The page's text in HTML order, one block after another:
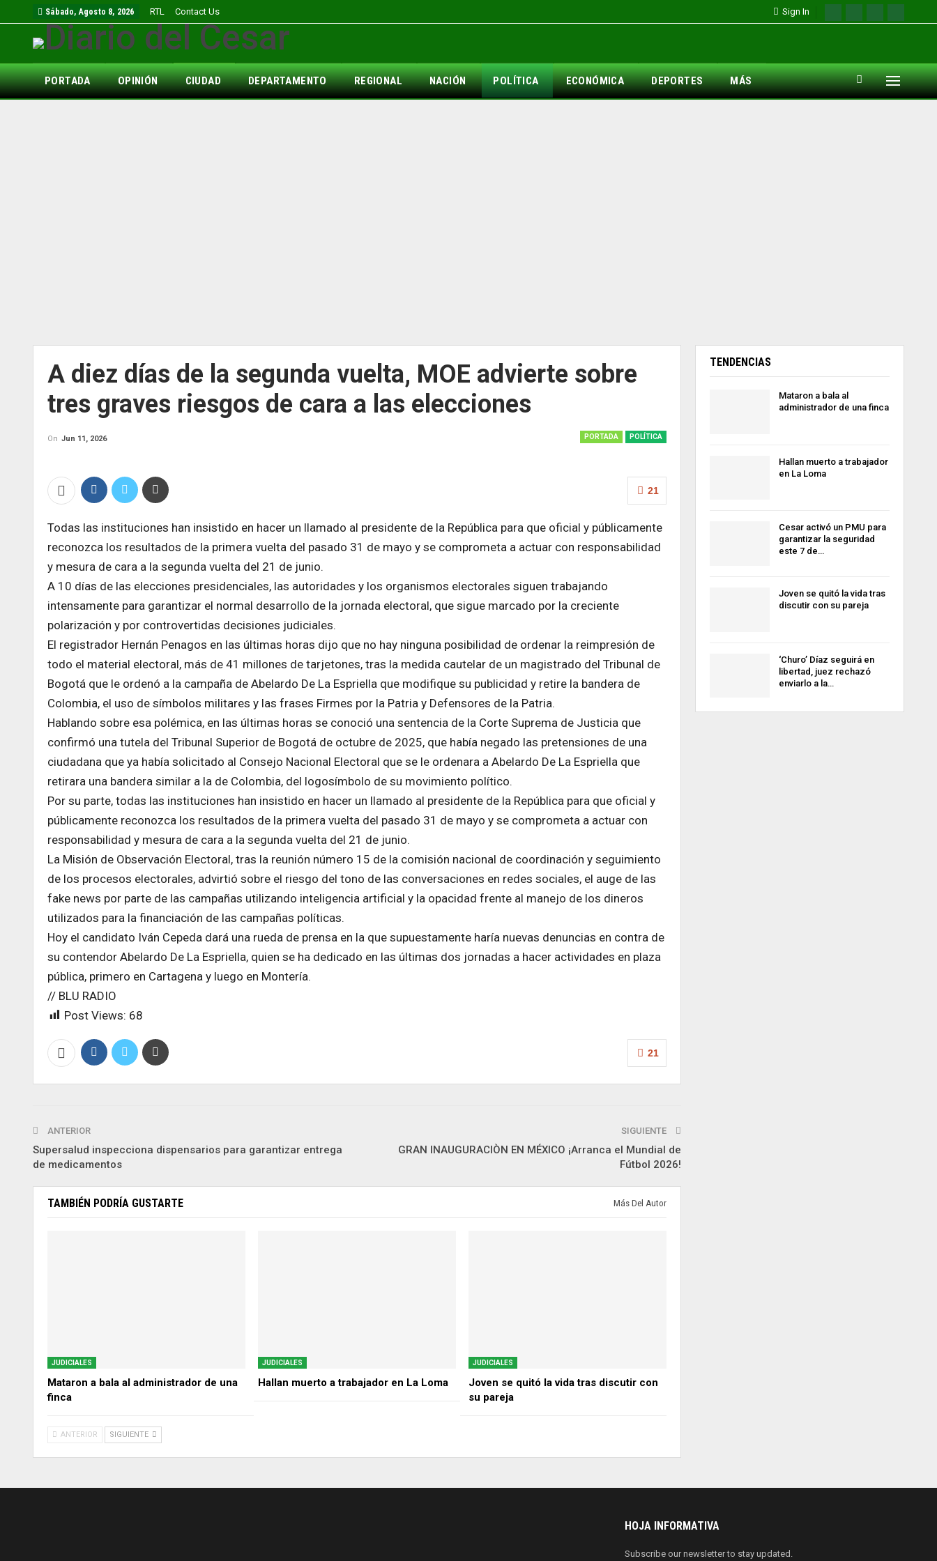
Sign In
Sábado, Agosto 8, 2026 RTL Contact Us
PORTADA OPINIÓN CIUDAD DEPARTAMENTO REGIONAL NACIÓN POLÍTICA ECONÓMICA DEPORTES MÁS
A diez días de la segunda vuelta, MOE advierte sobre
tres graves riesgos de cara a las elecciones
PORTADA POLÍTICA
On Jun 11, 2026
21
Todas las instituciones han insistido en hacer un llamado al presidente de la República para que oficial y públicamente
reconozca los resultados de la primera vuelta del pasado 31 de mayo y se comprometa a actuar con responsabilidad
y mesura de cara a la segunda vuelta del 21 de junio.
A 10 días de las elecciones presidenciales, las autoridades y los organismos electorales siguen trabajando
intensamente para garantizar el normal desarrollo de la jornada electoral, que sigue marcado por la creciente
polarización y por controvertidas decisiones judiciales.
El registrador Hernán Penagos en las últimas horas dijo que no hay ninguna posibilidad de ordenar la reimpresión de
todo el material electoral, más de 41 millones de tarjetones, tras la medida cautelar de un magistrado del Tribunal de
Bogotá que le ordenó a la campaña de Abelardo De La Espriella que modifique su publicidad y retire la bandera de
Colombia, el uso de símbolos militares y las frases Firmes por la Patria y Defensores de la Patria.
Hablando sobre esa polémica, en las últimas horas se conoció una sentencia de la Corte Suprema de Justicia que
confirmó una tutela del Tribunal Superior de Bogotá de octubre de 2025, que había negado las pretensiones de una
ciudadana que ya había solicitado al Consejo Nacional Electoral que se le ordenara a Abelardo De La Espriella que
retirara una bandera similar a la de Colombia, del logosímbolo de su movimiento político.
Por su parte, todas las instituciones han insistido en hacer un llamado al presidente de la República para que oficial y
públicamente reconozca los resultados de la primera vuelta del pasado 31 de mayo y se comprometa a actuar con
responsabilidad y mesura de cara a la segunda vuelta del 21 de junio.
La Misión de Observación Electoral, tras la reunión número 15 de la comisión nacional de coordinación y seguimiento
de los procesos electorales, advirtió sobre el riesgo del tono de las conversaciones en redes sociales, el auge de las
fake news por parte de las campañas utilizando inteligencia artificial y la opacidad frente al manejo de los dineros
utilizados para la financiación de las campañas políticas.
Hoy el candidato Iván Cepeda dará una rueda de prensa en la que supuestamente haría nuevas denuncias en contra de
su contendor Abelardo De La Espriella, quien se ha dedicado en las últimas dos jornadas a hacer actividades en plaza
pública, primero en Cartagena y luego en Montería.
// BLU RADIO
Post Views: 68
21
ANTERIOR
Supersalud inspecciona dispensarios para garantizar entrega
de medicamentos
SIGUIENTE
GRAN INAUGURACIÒN EN MÉXICO ¡Arranca el Mundial de
Fútbol 2026!
TAMBIÉN PODRÍA GUSTARTE Más Del Autor
JUDICIALES
Mataron a bala al administrador de una
finca
JUDICIALES
Hallan muerto a trabajador en La Loma
JUDICIALES
Joven se quitó la vida tras discutir con
su pareja
ANTERIOR SIGUIENTE
TENDENCIAS
Mataron a bala al
administrador de una finca
Hallan muerto a trabajador
en La Loma
Cesar activó un PMU para
garantizar la seguridad
este 7 de…
Joven se quitó la vida tras
discutir con su pareja
‘Churo’ Díaz seguirá en
libertad, juez rechazó
enviarlo a la…
HOJA INFORMATIVA
Subscribe our newsletter to stay updated.